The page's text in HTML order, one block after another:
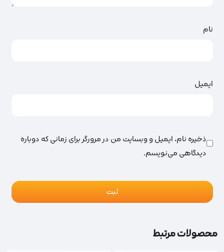
نام
ایمیل
ذخیره نام، ایمیل و وبسایت من در مرورگر برای زمانی که دوباره
دیدگاهی می‌نویسم.
محصولات مرتبط